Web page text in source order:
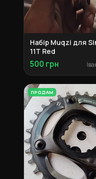
Набір Muqzi для
11T Red
500 грн
ПРОДАМ